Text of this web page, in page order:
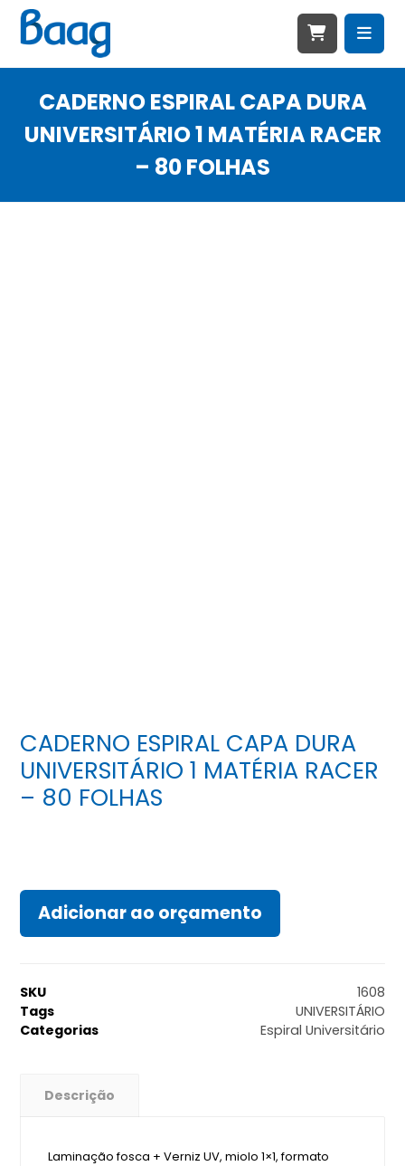
CADERNO ESPIRAL CAPA DURA
UNIVERSITÁRIO 1 MATÉRIA RACER
– 80 FOLHAS
CADERNO ESPIRAL CAPA DURA
UNIVERSITÁRIO 1 MATÉRIA RACER
– 80 FOLHAS
Adicionar ao orçamento
SKU
1608
Tags
UNIVERSITÁRIO
Categorias
Espiral Universitário
Descrição
Laminação fosca + Verniz UV, miolo 1×1, formato